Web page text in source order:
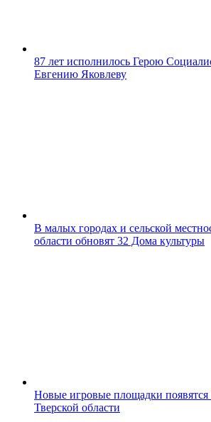
87 лет исполнилось Герою
Евгению Яковлеву
В малых городах и сельской
области обновят 32 Дома культуры
Новые игровые площадки появятся
Тверской области